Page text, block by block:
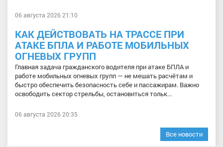
06 августа 2026 21:10
КАК ДЕЙСТВОВАТЬ НА ТРАССЕ ПРИ
АТАКЕ БПЛА И РАБОТЕ МОБИЛЬНЫХ
ОГНЕВЫХ ГРУПП
Главная задача гражданского водителя при атаке БПЛА и
работе мобильных огневых групп — не мешать расчётам и
быстро обеспечить безопасность себе и пассажирам. Важно
освободить сектор стрельбы, остановиться тольк...
06 августа 2026 20:35
Все новости